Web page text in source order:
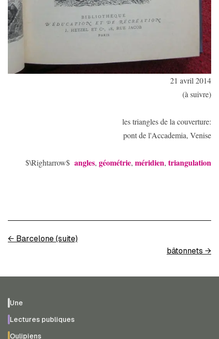
21 avril 2014
(à suivre)
les triangles de la couverture:
pont de l'Accademia, Venise
$\Rightarrow$ angles, géométrie, méridien, triangulation
← Barcelone (suite)
bâtonnets →
Une
Lectures publiques
Oulipiens